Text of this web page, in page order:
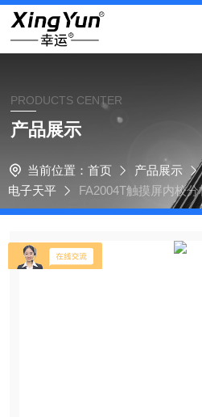
PRODUCTS CENTER
产品展示
当前位置： 首页 产品展示
电子天平
FA2004T触摸屏内校